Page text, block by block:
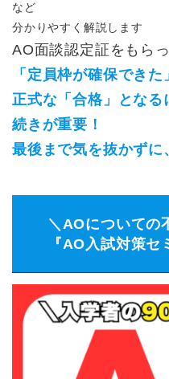
など
分かりやすく解説します
AO面談認定証をもら
「定員枠が確保できた
正式な「合格」とな
続きが重要！
最後まで気を抜かず
＼AOについての
『AO入試対策セ